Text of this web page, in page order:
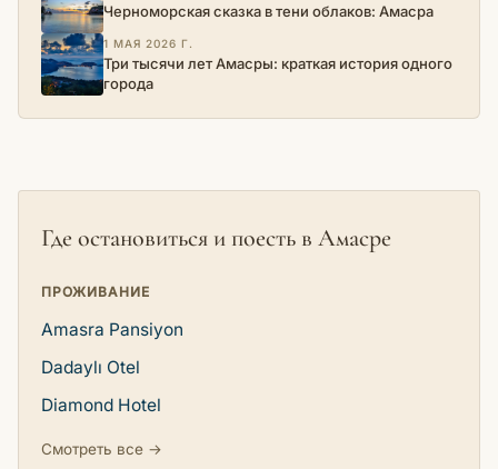
Черноморская сказка в тени облаков: Амасра
1 МАЯ 2026 Г.
Три тысячи лет Амасры: краткая история одного
города
Где остановиться и поесть в Амасре
ПРОЖИВАНИЕ
Amasra Pansiyon
Dadaylı Otel
Diamond Hotel
Смотреть все →